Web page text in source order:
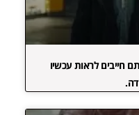
חייבים לראות עכשיו